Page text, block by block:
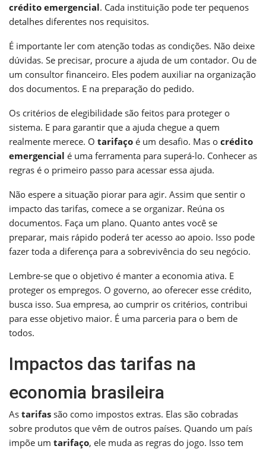
crédito emergencial. Cada instituição pode ter pequenos
detalhes diferentes nos requisitos.
É importante ler com atenção todas as condições. Não deixe
dúvidas. Se precisar, procure a ajuda de um contador. Ou de
um consultor financeiro. Eles podem auxiliar na organização
dos documentos. E na preparação do pedido.
Os critérios de elegibilidade são feitos para proteger o
sistema. E para garantir que a ajuda chegue a quem
realmente merece. O tarifaço é um desafio. Mas o crédito
emergencial é uma ferramenta para superá-lo. Conhecer as
regras é o primeiro passo para acessar essa ajuda.
Não espere a situação piorar para agir. Assim que sentir o
impacto das tarifas, comece a se organizar. Reúna os
documentos. Faça um plano. Quanto antes você se
preparar, mais rápido poderá ter acesso ao apoio. Isso pode
fazer toda a diferença para a sobrevivência do seu negócio.
Lembre-se que o objetivo é manter a economia ativa. E
proteger os empregos. O governo, ao oferecer esse crédito,
busca isso. Sua empresa, ao cumprir os critérios, contribui
para esse objetivo maior. É uma parceria para o bem de
todos.
Impactos das tarifas na
economia brasileira
As tarifas são como impostos extras. Elas são cobradas
sobre produtos que vêm de outros países. Quando um país
impõe um tarifaço, ele muda as regras do jogo. Isso tem